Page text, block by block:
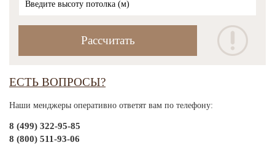
ЕСТЬ ВОПРОСЫ?
Наши менджеры оперативно ответят вам по телефону:
8 (499) 322-95-85
8 (800) 511-93-06